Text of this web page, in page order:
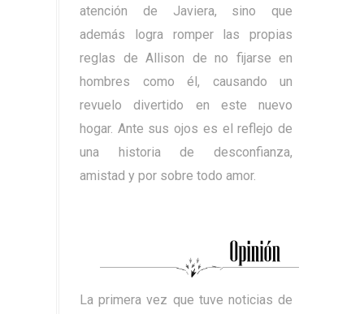
atención de Javiera, sino que
además logra romper las propias
reglas de Allison de no fijarse en
hombres como él, causando un
revuelo divertido en este nuevo
hogar. Ante sus ojos es el reflejo de
una historia de desconfianza,
amistad y por sobre todo amor.
La primera vez que tuve noticias de